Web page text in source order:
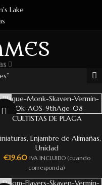
CULTISTAS DE PLAGA
, Enjambre de Alimañas,
Unidad
€19.60 IVA INCLUIDO (cuando
corresponda)